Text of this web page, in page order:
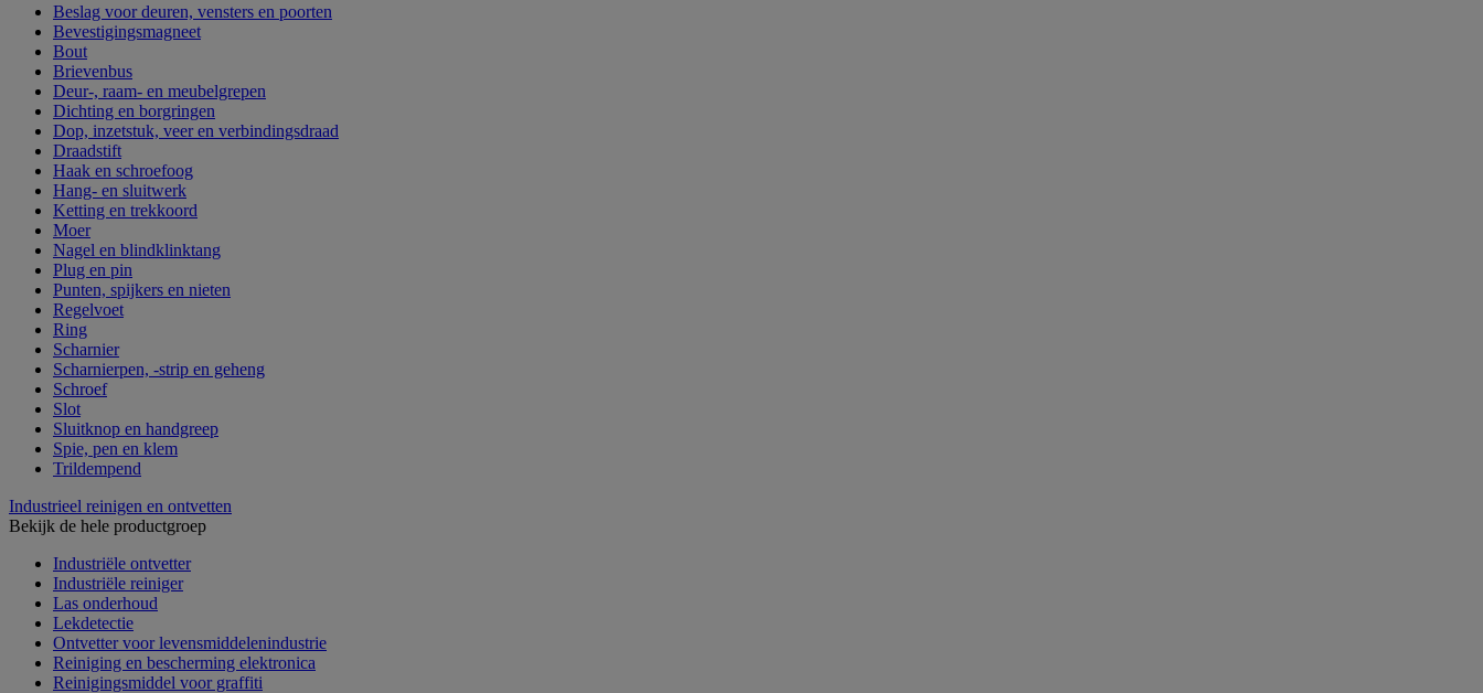
Beslag voor deuren, vensters en poorten
Bevestigingsmagneet
Bout
Brievenbus
Deur-, raam- en meubelgrepen
Dichting en borgringen
Dop, inzetstuk, veer en verbindingsdraad
Draadstift
Haak en schroefoog
Hang- en sluitwerk
Ketting en trekkoord
Moer
Nagel en blindklinktang
Plug en pin
Punten, spijkers en nieten
Regelvoet
Ring
Scharnier
Scharnierpen, -strip en geheng
Schroef
Slot
Sluitknop en handgreep
Spie, pen en klem
Trildempend
Industrieel reinigen en ontvetten
Bekijk de hele productgroep
Industriële ontvetter
Industriële reiniger
Las onderhoud
Lekdetectie
Ontvetter voor levensmiddelenindustrie
Reiniging en bescherming elektronica
Reinigingsmiddel voor graffiti